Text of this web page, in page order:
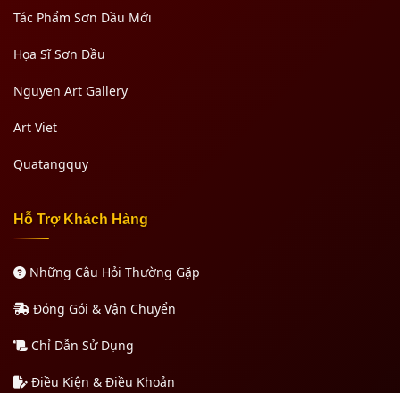
Tác Phẩm Sơn Dầu Mới
Họa Sĩ Sơn Dầu
Nguyen Art Gallery
Art Viet
Quatangquy
Hỗ Trợ Khách Hàng
Những Câu Hỏi Thường Gặp
Đóng Gói & Vận Chuyển
Chỉ Dẫn Sử Dụng
Điều Kiện & Điều Khoản